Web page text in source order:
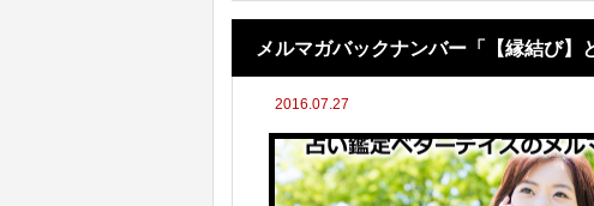
メルマガバックナンバー「【縁結び】
2016.07.27